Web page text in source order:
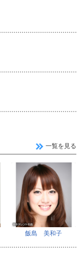
一覧を見る
飯島 美和子